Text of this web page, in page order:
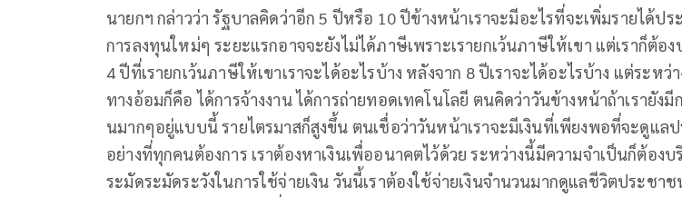
นายกฯ กล่าวว่า รัฐบาลคิดว่าอีก 5 ปีหรือ 10 ปีข้างหน้าเราจะมีอะไรที่จะเพิ่มรายได้ปร
การลงทุนใหม่ๆ ระยะแรกอาจจะยังไม่ได้ภาษีเพราะเรายกเว้นภาษีให้เขา แต่เราก็ต้อง
4 ปีที่เรายกเว้นภาษีให้เขาเราจะได้อะไรบ้าง หลังจาก 8 ปีเราจะได้อะไรบ้าง แต่ระหว่
ทางอ้อมก็คือ ได้การจ้างงาน ได้การถ่ายทอดเทคโนโลยี ตนคิดว่าวันข้างหน้าถ้าเรายังมี
นมากๆอยู่แบบนี้ รายไตรมาสก็สูงขึ้น ตนเชื่อว่าวันหน้าเราจะมีเงินที่เพียงพอที่จะดูแล
อย่างที่ทุกคนต้องการ เราต้องหาเงินเพื่ออนาคตไว้ด้วย ระหว่างนี้มีความจำเป็นก็ต้องบ
ระมัดระมัดระวังในการใช้จ่ายเงิน วันนี้เราต้องใช้จ่ายเงินจำนวนมากดูแลชีวิตประชา